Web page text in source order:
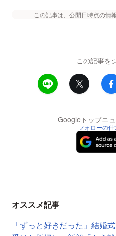
この記事は、公開日時点の情
この記事を
Googleトップニ
フォローの仕
オススメ記事
「ずっと好きだった」結婚